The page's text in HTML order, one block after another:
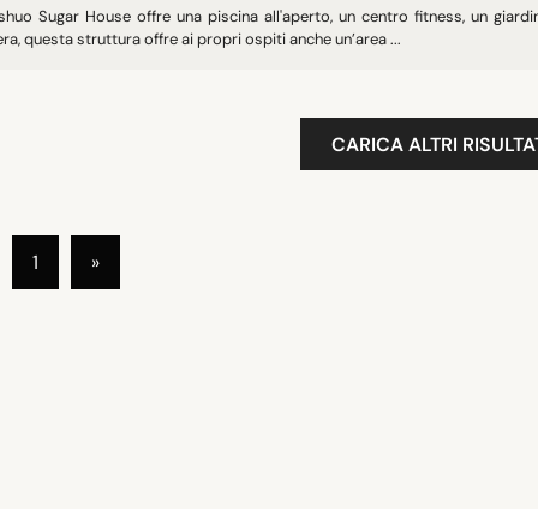
Sugar House offre una piscina all'aperto, un centro fitness, un
questa struttura offre ai propri ospiti anche un’area ...
CARICA ALTRI
1 »